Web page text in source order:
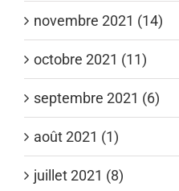
novembre 2021 (14)
octobre 2021 (11)
septembre 2021 (6)
août 2021 (1)
juillet 2021 (8)